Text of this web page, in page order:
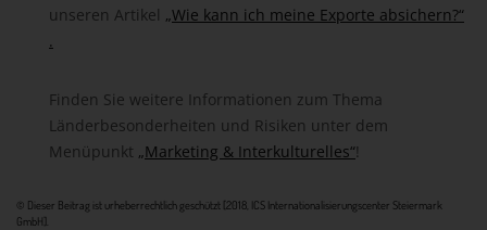
unseren Artikel „Wie kann ich meine Exporte absichern?“
.
Finden Sie weitere Informationen zum Thema
Länderbesonderheiten und Risiken unter dem
Menüpunkt „Marketing & Interkulturelles“!
© Dieser Beitrag ist urheberrechtlich geschützt [2018, ICS Internationalisierungscenter Steiermark
GmbH].